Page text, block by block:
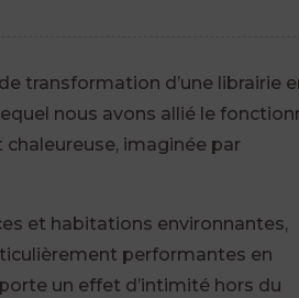
transformation d’une librairie
nous avons allié le
imaginée par
et habitations environnantes,
performantes en
un effet d’intimité hors du